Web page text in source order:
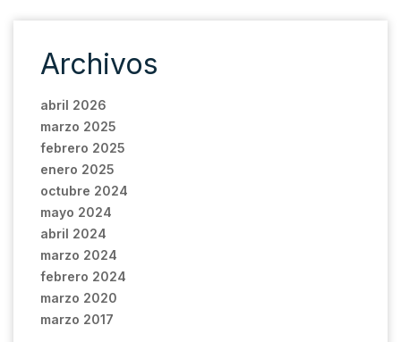
Archivos
abril 2026
marzo 2025
febrero 2025
enero 2025
octubre 2024
mayo 2024
abril 2024
marzo 2024
febrero 2024
marzo 2020
marzo 2017